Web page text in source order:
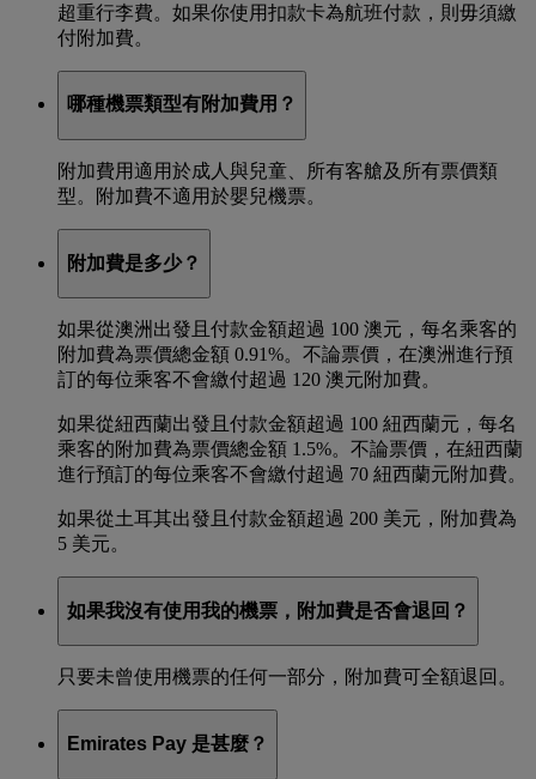
超重行李費。如果你使用扣款卡為航班付款，則毋須繳
付附加費。
哪種機票類型有附加費用？
附加費用適用於成人與兒童、所有客艙及所有票價類
型。附加費不適用於嬰兒機票。
附加費是多少？
如果從澳洲出發且付款金額超過 100 澳元，每名乘客的
附加費為票價總金額 0.91%。不論票價，在澳洲進行預
訂的每位乘客不會繳付超過 120 澳元附加費。
如果從紐西蘭出發且付款金額超過 100 紐西蘭元，每名
乘客的附加費為票價總金額 1.5%。不論票價，在紐西蘭
進行預訂的每位乘客不會繳付超過 70 紐西蘭元附加費。
如果從土耳其出發且付款金額超過 200 美元，附加費為
5 美元。
如果我沒有使用我的機票，附加費是否會退回？
只要未曾使用機票的任何一部分，附加費可全額退回。
Emirates Pay 是甚麼？